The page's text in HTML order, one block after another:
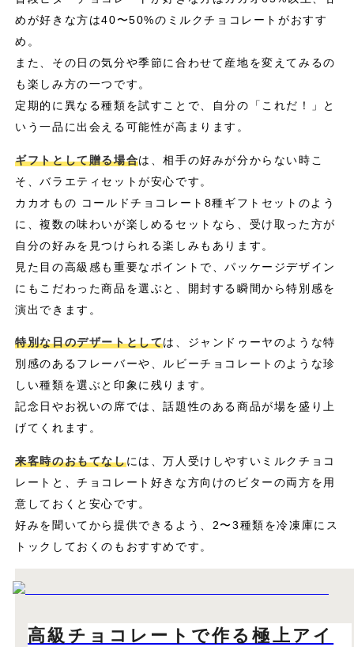
めが好きな方は40〜50%のミルクチョコレートがおすす
め。
また、その日の気分や季節に合わせて産地を変えてみるの
も楽しみ方の一つです。
定期的に異なる種類を試すことで、自分の「これだ！」と
いう一品に出会える可能性が高まります。
ギフトとして贈る場合は、相手の好みが分からない時こ
そ、バラエティセットが安心です。
カカオもの コールドチョコレート8種ギフトセットのよう
に、複数の味わいが楽しめるセットなら、受け取った方が
自分の好みを見つけられる楽しみもあります。
見た目の高級感も重要なポイントで、パッケージデザイン
にもこだわった商品を選ぶと、開封する瞬間から特別感を
演出できます。
特別な日のデザートとしては、ジャンドゥーヤのような特
別感のあるフレーバーや、ルビーチョコレートのような珍
しい種類を選ぶと印象に残ります。
記念日やお祝いの席では、話題性のある商品が場を盛り上
げてくれます。
来客時のおもてなしには、万人受けしやすいミルクチョコ
レートと、チョコレート好きな方向けのビターの両方を用
意しておくと安心です。
好みを聞いてから提供できるよう、2〜3種類を冷凍庫にス
トックしておくのもおすすめです。
高級チョコレートで作る極上アイ